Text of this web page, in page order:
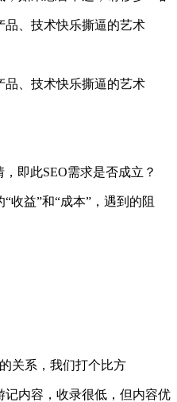
即此SEO需求是否成立？
收益”和“成本”，遇到的阻
关系，我们打个比方
记内容，收录很低，但内容优